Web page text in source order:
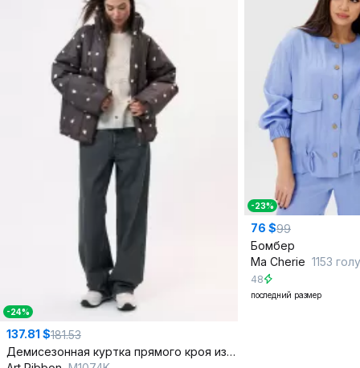
-24%
137.81 $181.53
Демисезонная куртка прямого кроя из плащевки
-23%
76 $99
Бомбер
Ma Сherie 1153
48
последний размер